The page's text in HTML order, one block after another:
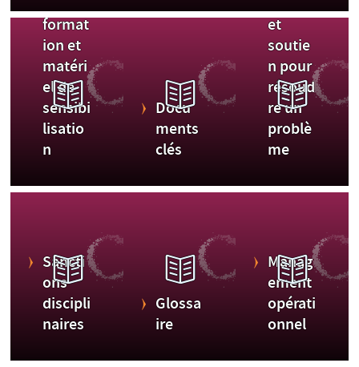
format
ion et
matéri
el de
sensibi
lisatio
n
Docu
ments
clés
et
soutie
n pour
résoud
re un
problè
me
Sancti
ons
discipli
naires
Glossa
ire
Manag
ement
opérati
onnel